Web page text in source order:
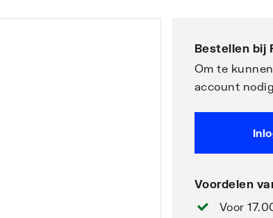
Bestellen bij
Om te
account
Voordelen
Voor